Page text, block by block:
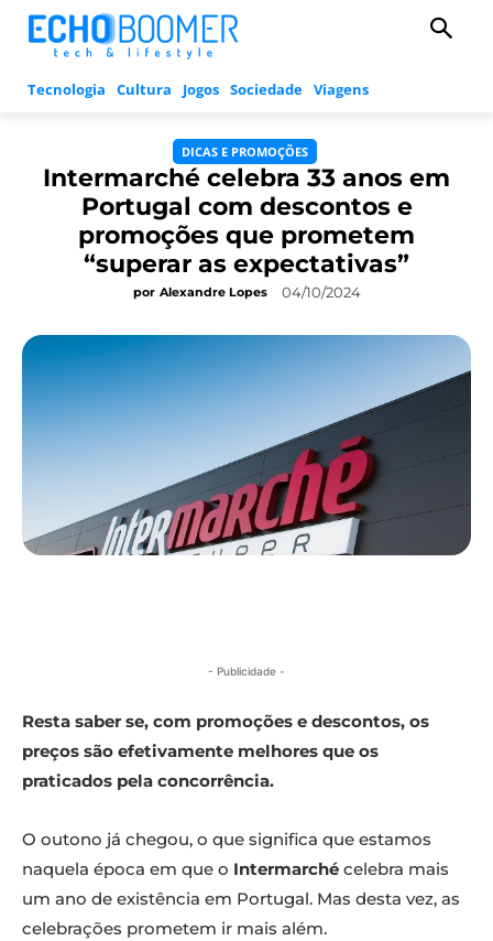
Tecnologia Cultura Jogos Sociedade Viagens
DICAS E PROMOÇÕES
Intermarché celebra 33 anos em
Portugal com descontos e
promoções que prometem
“superar as expectativas”
por Alexandre Lopes 04/10/2024
- Publicidade -
Resta saber se, com promoções e descontos, os
preços são efetivamente melhores que os
praticados pela concorrência.
O outono já chegou, o que significa que estamos
naquela época em que o Intermarché celebra mais
um ano de existência em Portugal. Mas desta vez, as
celebrações prometem ir mais além.